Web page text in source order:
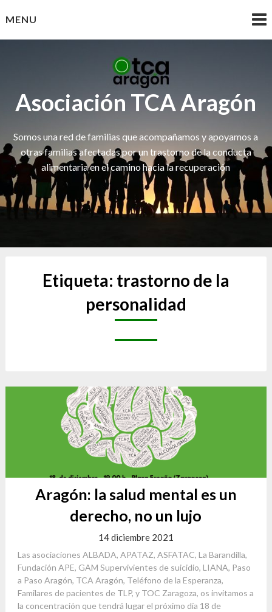
toMENU
Asociación TCA Aragón
Somos una red de familias que acompañamos y apoyamos a
otras familias afectadas por un trastorno de la conducta
alimentaria en el camino hacia la recuperación
Etiqueta: trastorno de la
personalidad
Aragón: la salud mental es un
derecho, no un lujo
14 diciembre 2021
Las asociaciones ALBADA, APATAZ, ASFATAC, La Barandilla,
Fundación APE, GAM Supervivientes de suicidio, LIANA, Paso
a Paso Aragón, TCA Aragón, Teléfono de la Esperanza,
Familares de pacientes de TLP, y TOC Zaragoza, os invitamos a
la concentración que tendrá lugar el próximo día 18 de